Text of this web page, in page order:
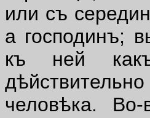
или съ
а господинъ;
къ ней
человѣка.